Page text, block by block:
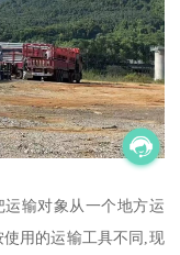
输对象从一个地方运
用的运输工具不同,现